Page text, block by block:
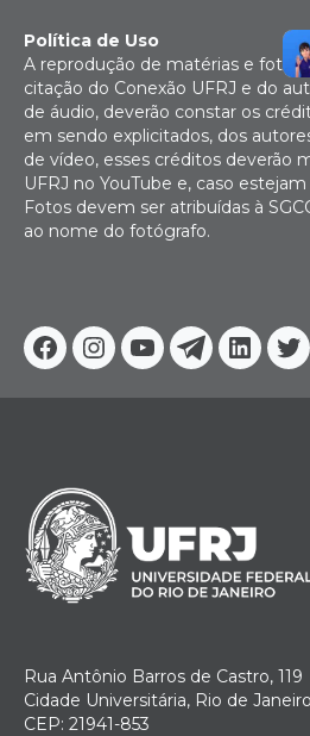
Facebook
Instagram
YoutubeTelegram
Política de Uso
A reprodução de matérias e
citação do Conexão UFRJ e do
de áudio, deverão constar os
em sendo explicitados, dos
de vídeo, esses créditos deverão
UFRJ no YouTube e, caso
Fotos devem ser atribuídas à
ao nome do fotógrafo.
Rua Antônio Barros de Castro, 119
Cidade Universitária, Rio de
CEP: 21941-853